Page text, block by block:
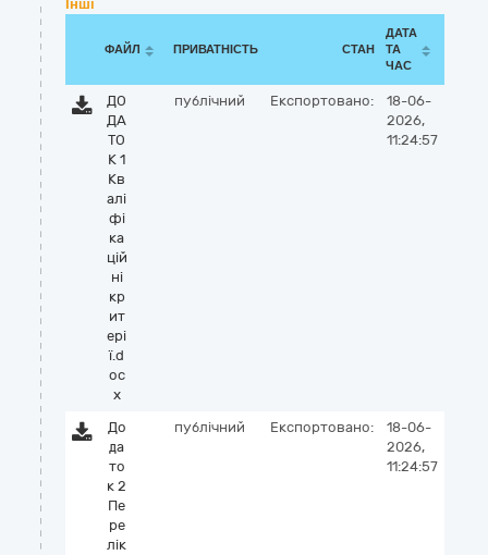
Інші
ФАЙЛ ПРИВАТНІСТЬ СТАН
ДАТА
ТА
ЧАС
ДО
ДА
ТО
К 1
Кв
алі
фі
ка
цій
ні
кр
ит
ері
ї.d
oc
x
публічний Експортовано:
18-06-
2026,
11:24:57
До
да
то
к 2
Пе
ре
лік
публічний Експортовано:
18-06-
2026,
11:24:57